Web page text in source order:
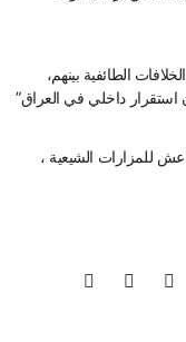
الطائفية بينهم،
استقرار داخلي في العراق”
للمزارات الشيعية ،